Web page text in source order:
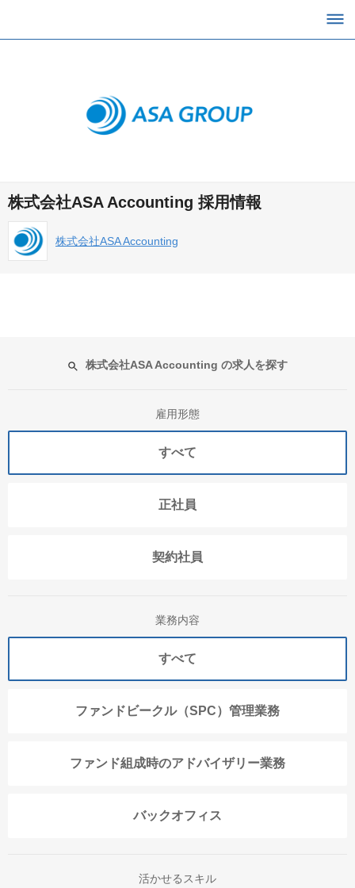
株式会社ASA Accounting 採用情報
株式会社ASA Accounting
株式会社ASA Accounting の求人を探す
雇用形態
すべて
正社員
契約社員
業務内容
すべて
ファンドビークル（SPC）管理業務
ファンド組成時のアドバイザリー業務
バックオフィス
活かせるスキル